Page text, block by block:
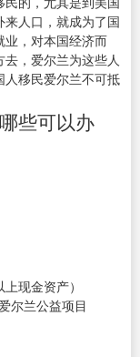
人口，就成为了国
业，对本国经济而
，爱尔兰为这些人
移民爱尔兰不可抵
些可以办
现金资产）
尔兰公益项目